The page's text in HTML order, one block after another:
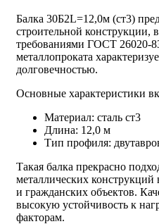
Балка 30Б2L=12,0м (ст3)
строительной конструкции,
требованиями ГОСТ 26020-
металлопроката
долговечностью.
Основные характеристики
Материал: сталь ст3
Длина: 12,0 м
Тип профиля:
Такая балка прекрасно
металлических
и гражданских объектов.
высокую устойчивость к
факторам.